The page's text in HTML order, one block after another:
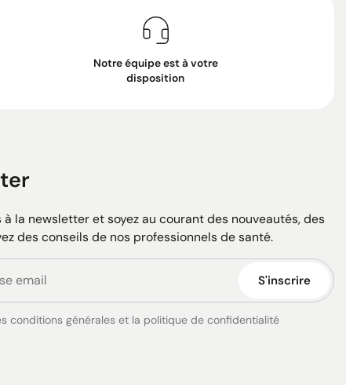
Notre équipe est à votre
disposition
la newsletter et soyez au courant des nouveautés, des
des conseils de nos professionnels de santé.
S'inscrire
conditions générales et la politique de confidentialité